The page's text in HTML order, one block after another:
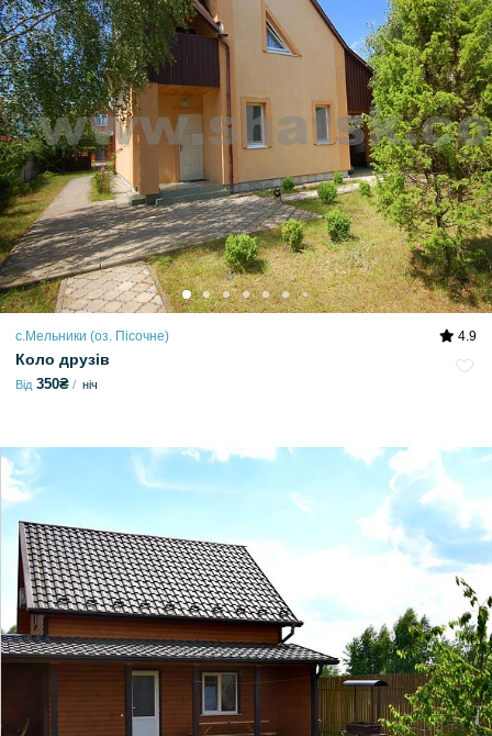
с.Мельники (оз. Пісочне) 4.9
Коло друзів
Від 350₴ ніч